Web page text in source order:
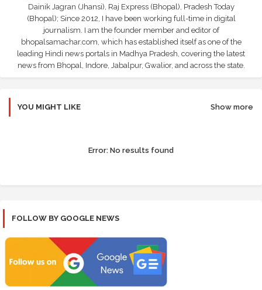
Dainik Jagran (Jhansi), Raj Express (Bhopal), Pradesh Today
(Bhopal); Since 2012, I have been working full-time in digital
journalism. I am the founder member and editor of
bhopalsamachar.com, which has established itself as one of the
leading Hindi news portals in Madhya Pradesh, covering the latest
news from Bhopal, Indore, Jabalpur, Gwalior, and across the state.
YOU MIGHT LIKE Show more
Error: No results found
FOLLOW BY GOOGLE NEWS